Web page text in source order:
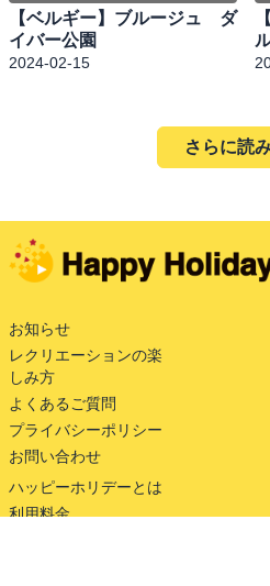
【ベルギー】ブルージュ ダ
イバー公園
2024-02-15
さらに読
お知らせ
レクリエーションの楽
しみ方
よくあるご質問
プライバシーポリシー
お問い合わせ
ハッピーホリデーとは
利用料金